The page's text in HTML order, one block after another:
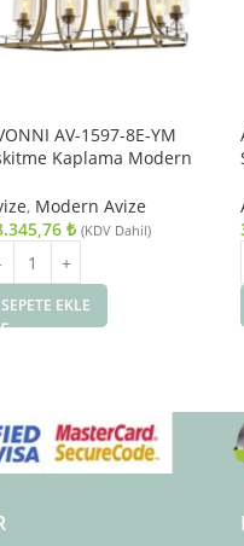
AV-1597-8E-YM
Kaplama Modern
, Modern Avize
₺ (KDV Dahil)
SEPETE EKLE